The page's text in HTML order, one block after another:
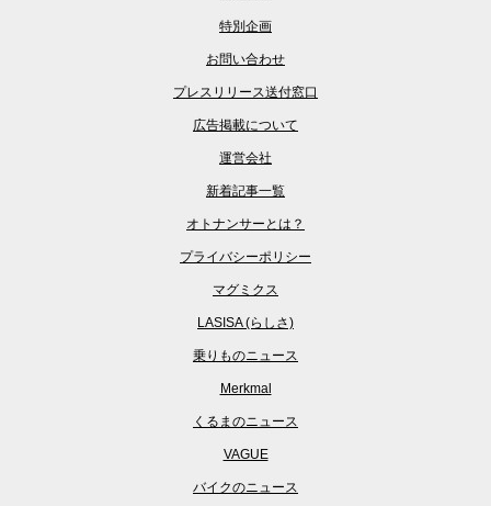
特別企画
お問い合わせ
プレスリリース送付窓口
広告掲載について
運営会社
新着記事一覧
オトナンサーとは？
プライバシーポリシー
マグミクス
LASISA (らしさ)
乗りものニュース
Merkmal
くるまのニュース
VAGUE
バイクのニュース